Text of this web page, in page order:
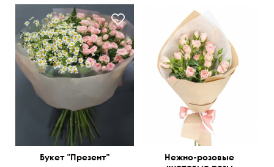
Танацетум (ромашки),
кустовые розы
Букет "Презент"
Крафт, атласная лента
Нежно-розовые